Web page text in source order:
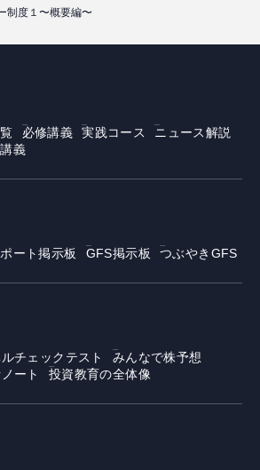
制度１〜概要編〜
必修講義 実践コース
ニュース解説
義
ート掲示板 GFS掲示板 つぶやきGFS
チェックテスト
みんなで株予想
ート 投資教育の全体像